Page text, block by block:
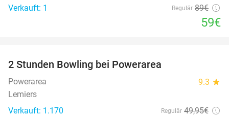
Verkauft: 1
Regulär 89€
59€
2 Stunden Bowling bei Powerarea
Powerarea 9.3 star
Lemiers
Verkauft: 1.170
Regulär 49,95€